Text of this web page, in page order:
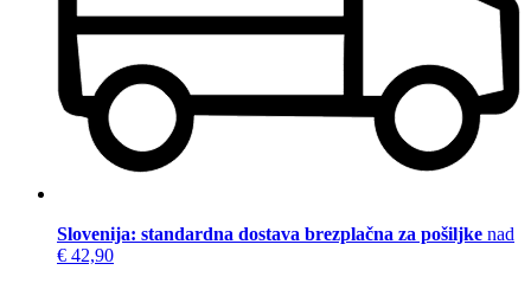
Slovenija: standardna dostava brezplačna za pošiljke nad
€ 42,90